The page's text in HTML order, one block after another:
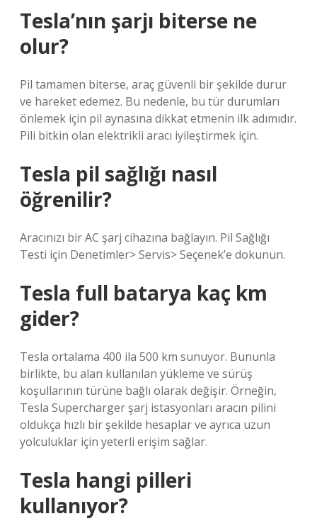
Tesla’nın şarjı biterse ne
olur?
Pil tamamen biterse, araç güvenli bir şekilde durur
ve hareket edemez. Bu nedenle, bu tür durumları
önlemek için pil aynasına dikkat etmenin ilk adımıdır.
Pili bitkin olan elektrikli aracı iyileştirmek için.
Tesla pil sağlığı nasıl
öğrenilir?
Aracınızı bir AC şarj cihazına bağlayın. Pil Sağlığı
Testi için Denetimler> Servis> Seçenek’e dokunun.
Tesla full batarya kaç km
gider?
Tesla ortalama 400 ila 500 km sunuyor. Bununla
birlikte, bu alan kullanılan yükleme ve sürüş
koşullarının türüne bağlı olarak değişir. Örneğin,
Tesla Supercharger şarj istasyonları aracın pilini
oldukça hızlı bir şekilde hesaplar ve ayrıca uzun
yolculuklar için yeterli erişim sağlar.
Tesla hangi pilleri
kullanıyor?